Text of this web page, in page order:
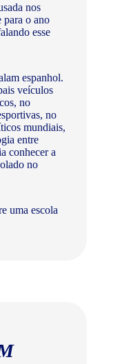
nos
para o ano
esse
espanhol.
veículos
no
no
mundiais,
entre
conhecer a
no
uma escola